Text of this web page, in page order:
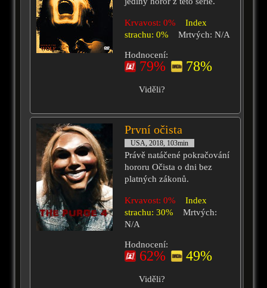
Krvavost: 0%
Index
strachu: 0%
Mrtvých: N/A
Hodnocení:
79% 78%
Viděli?
První očista
USA, 2018, 103min
Právě natáčené pokračování
hororu Očista o dni bez
platných zákonů.
Krvavost: 0%
Index
strachu: 30%
Mrtvých:
N/A
Hodnocení:
62% 49%
Viděli?